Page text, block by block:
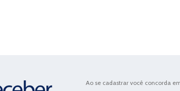
Ao se cadastrar você concorda